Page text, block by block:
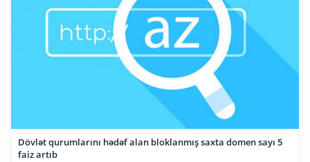
Dövlət qurumlarını hədəf alan bloklanmış saxta domen sayı 5
faiz artıb